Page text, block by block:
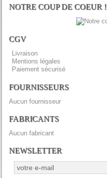
NOTRE COUP DE COEUR !
CGV
Livraison
Mentions légales
Paiement sécurisé
FOURNISSEURS
Aucun fournisseur
FABRICANTS
Aucun fabricant
NEWSLETTER